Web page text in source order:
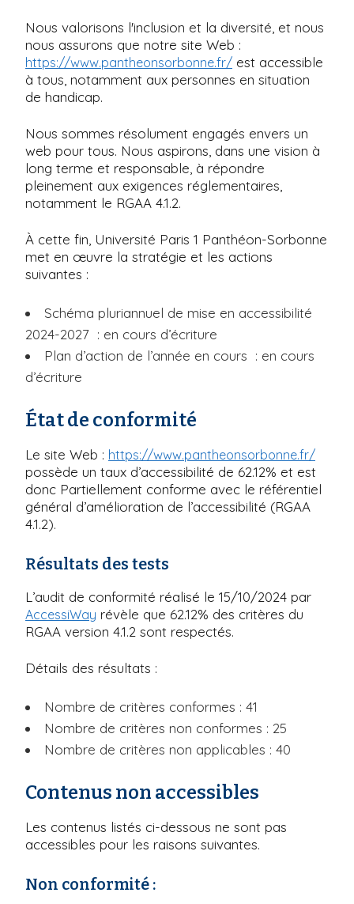
Nous valorisons l'inclusion et la diversité, et nous
nous assurons que notre site Web :
https://www.pantheonsorbonne.fr/ est accessible
à tous, notamment aux personnes en situation
de handicap.
Nous sommes résolument engagés envers un
web pour tous. Nous aspirons, dans une vision à
long terme et responsable, à répondre
pleinement aux exigences réglementaires,
notamment le RGAA 4.1.2.
À cette fin, Université Paris 1 Panthéon-Sorbonne
met en œuvre la stratégie et les actions
suivantes :
Schéma pluriannuel de mise en accessibilité
2024-2027 : en cours d’écriture
Plan d’action de l’année en cours : en cours
d’écriture
État de conformité
Le site Web : https://www.pantheonsorbonne.fr/
possède un taux d’accessibilité de 62.12% et est
donc Partiellement conforme avec le référentiel
général d’amélioration de l’accessibilité (RGAA
4.1.2).
Résultats des tests
L’audit de conformité réalisé le 15/10/2024 par
AccessiWay révèle que 62.12% des critères du
RGAA version 4.1.2 sont respectés.
Détails des résultats :
Nombre de critères conformes : 41
Nombre de critères non conformes : 25
Nombre de critères non applicables : 40
Contenus non accessibles
Les contenus listés ci-dessous ne sont pas
accessibles pour les raisons suivantes.
Non conformité :